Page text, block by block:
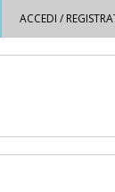
ACCEDI /